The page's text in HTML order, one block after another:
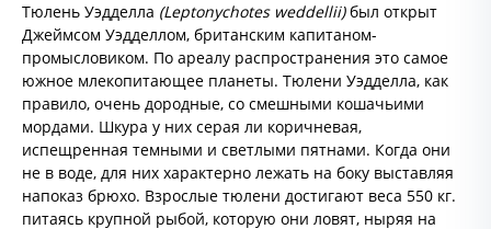
Тюлень Уэдделла (Leptonychotes weddellii)был открыт
Джеймсом Уэдделлом, британским капитаном-
промысловиком. По ареалу распространения это самое
южное млекопитающее планеты. Тюлени Уэдделла, как
правило, очень дородные, со смешными кошачьими
мордами. Шкура у них серая ли коричневая,
испещренная темными и светлыми пятнами. Когда они
не в воде, для них характерно лежать на боку выставляя
напоказ брюхо. Взрослые тюлени достигают веса 550 кг.
питаясь крупной рыбой, которую они ловят, ныряя на